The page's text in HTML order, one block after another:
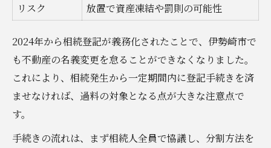
リスク
放置で資産凍結や罰則の可能性
2024年から相続登記が義務化されたことで、伊勢崎市で
も不動産の名義変更を怠ることができなくなりました。
これにより、相続発生から一定期間内に登記手続きを済
ませなければ、過料の対象となる点が大きな注意点で
す。
手続きの流れは、まず相続人全員で協議し、分割方法を